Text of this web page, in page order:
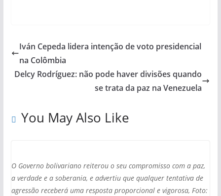
Iván Cepeda lidera intenção de voto presidencial
na Colômbia
Delcy Rodríguez: não pode haver divisões quando
se trata da paz na Venezuela
You May Also Like
O Governo bolivariano reiterou o seu compromisso com a paz,
a verdade e a soberania, e advertiu que qualquer tentativa de
agressão receberá uma resposta proporcional e vigorosa, Foto: